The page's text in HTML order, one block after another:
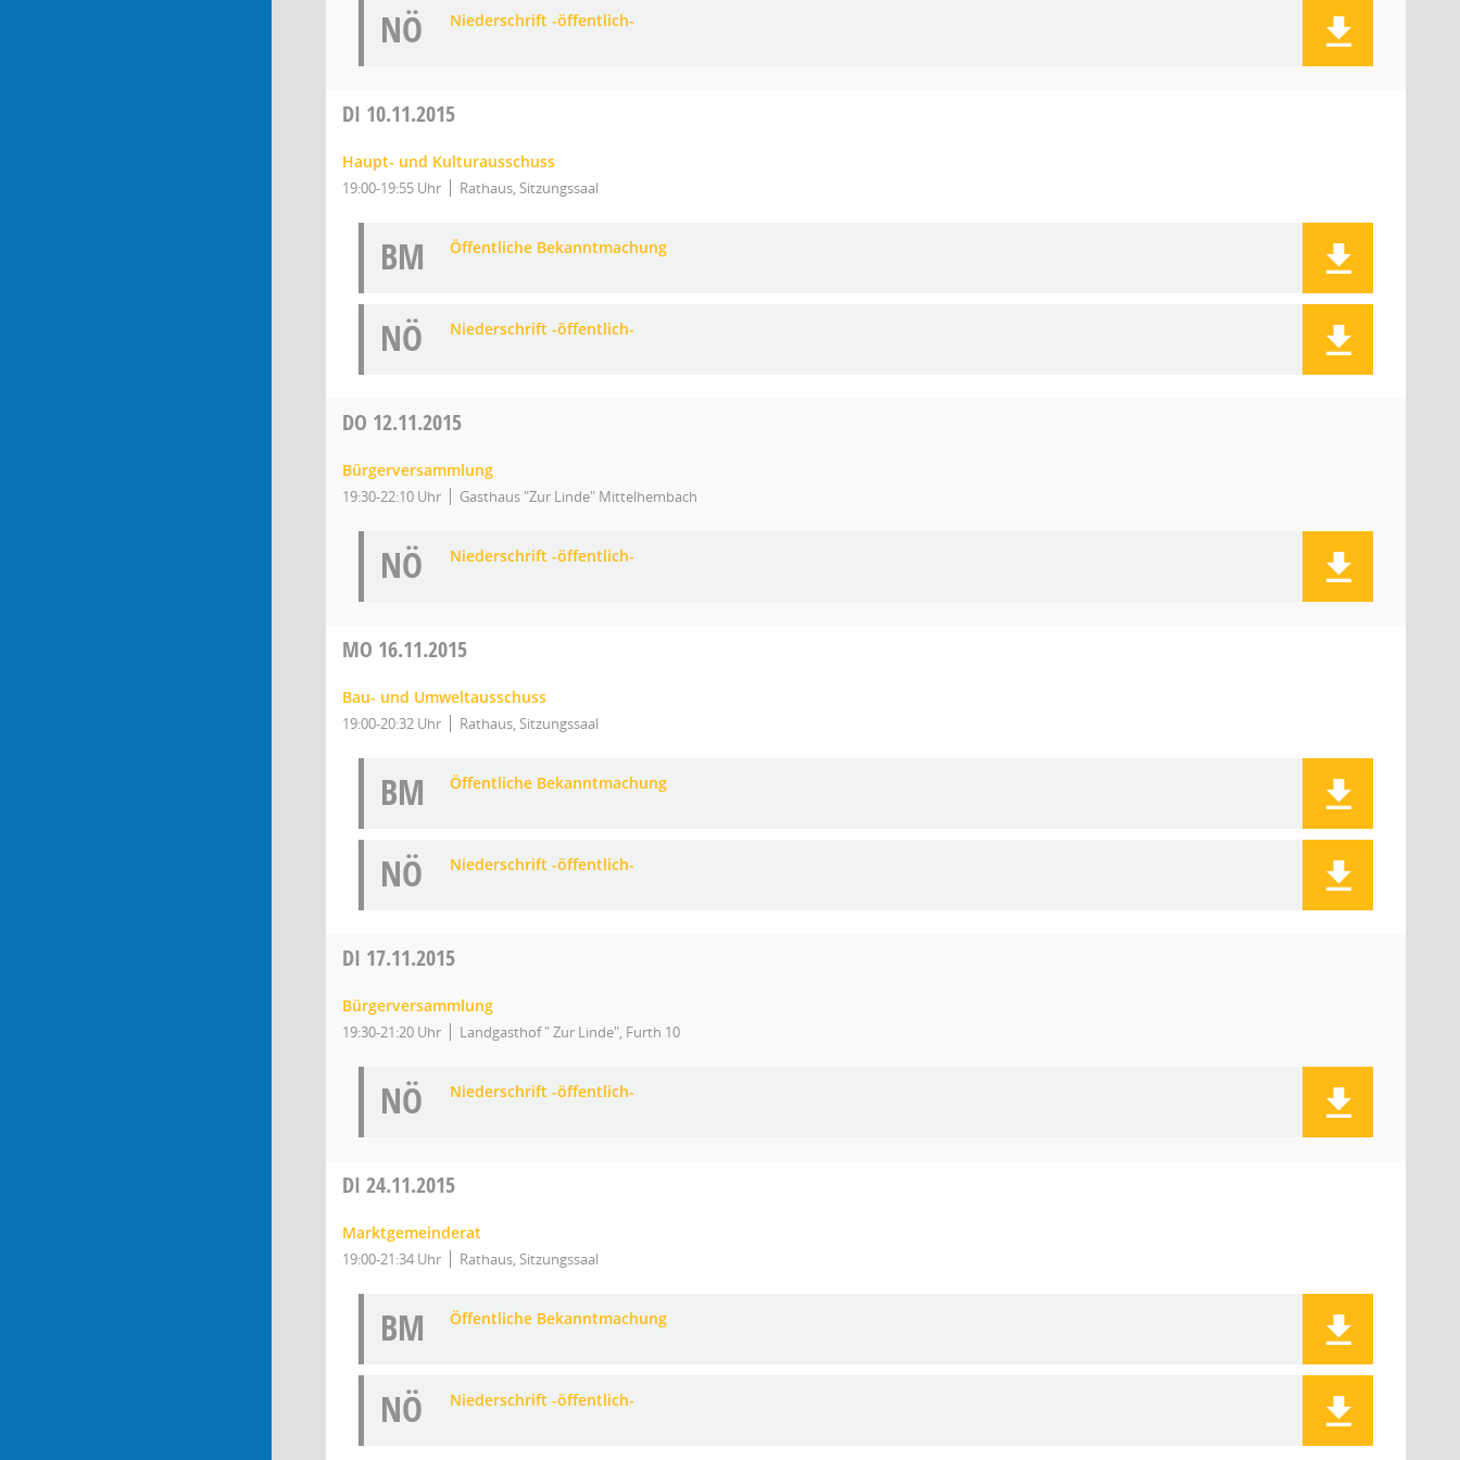
NÖ Niederschrift -öffentlich-
DI 10.11.2015
Haupt- und Kulturausschuss
19:00-19:55 Uhr Rathaus, Sitzungssaal
BM Öffentliche Bekanntmachung
NÖ Niederschrift -öffentlich-
DO 12.11.2015
Bürgerversammlung
19:30-22:10 Uhr Gasthaus "Zur Linde" Mittelhembach
NÖ Niederschrift -öffentlich-
MO 16.11.2015
Bau- und Umweltausschuss
19:00-20:32 Uhr Rathaus, Sitzungssaal
BM Öffentliche Bekanntmachung
NÖ Niederschrift -öffentlich-
DI 17.11.2015
Bürgerversammlung
19:30-21:20 Uhr Landgasthof " Zur Linde", Furth 10
NÖ Niederschrift -öffentlich-
DI 24.11.2015
Marktgemeinderat
19:00-21:34 Uhr Rathaus, Sitzungssaal
BM Öffentliche Bekanntmachung
NÖ Niederschrift -öffentlich-